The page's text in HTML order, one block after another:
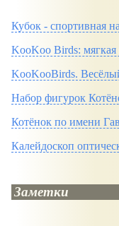
Кубок - спортивная
KooKoo Birds: мягкая
KooKooBirds.
Набор фигурок
Котёнок по имени
Калейдоскоп
Заметки